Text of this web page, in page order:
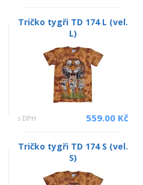
Tričko tygři TD 174 L (vel.
L)
s DPH 559.00 Kč
Tričko tygři TD 174 S (vel.
S)